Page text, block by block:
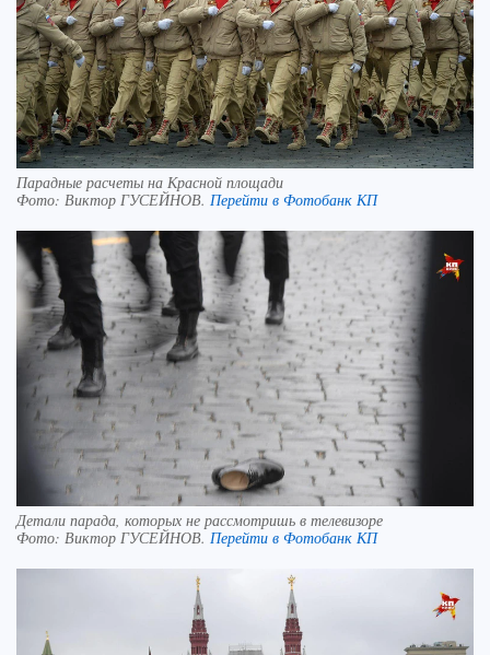
Парадные расчеты на Красной площади
Фото: Виктор ГУСЕЙНОВ. Перейти в Фотобанк КП
Детали парада, которых не рассмотришь в телевизоре
Фото: Виктор ГУСЕЙНОВ. Перейти в Фотобанк КП